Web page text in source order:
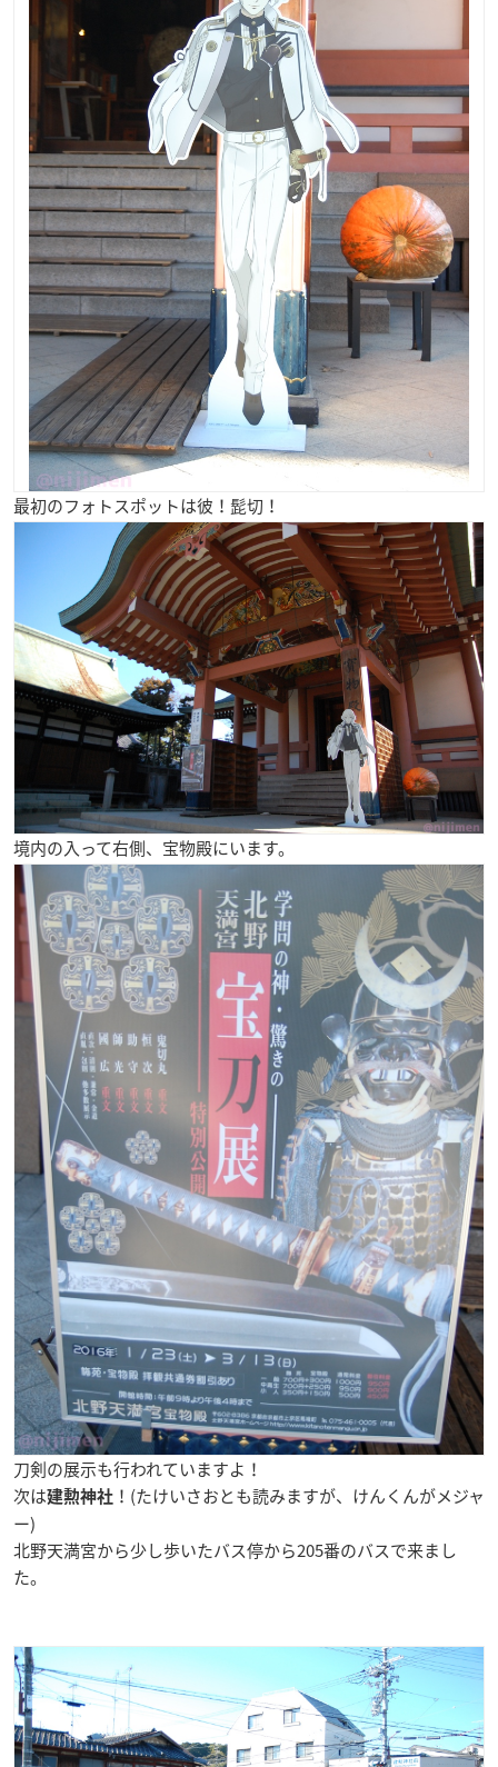
最初のフォトスポットは彼！ 髭切 ！
境内の入って右側、宝物殿にいます。
刀剣の展示も行われていますよ！
次は建勲神社 ！(たけいさおとも読みますが、けんくんがメジャ
ー)
北野天満宮から少し歩いたバス停から205番のバスで来まし
た。